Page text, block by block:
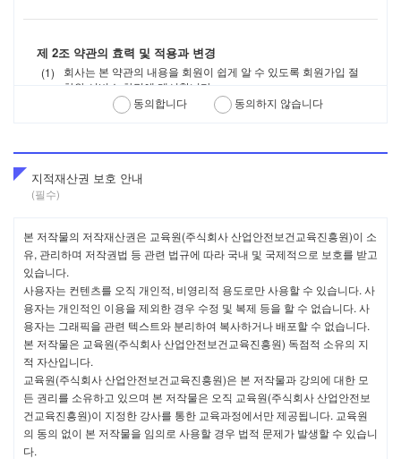
제 2조 약관의 효력 및 적용과 변경
회사는 본 약관의 내용을 회원이 쉽게 알 수 있도록 회원가입 절
차와 서비스 화면에 게시합니다.
이 약관의 내용은 "주식회사 산업안전보건교육진흥원" (이하 '사
이트'라 합니다)에 공시함으로써 효력이 발생합니다. 이 약관에
회사는 약관의 규제에 관한 법률, 전자거래 기본법, 정보통신망
회사가 약관을 개정할 경우에는 지체 없이 적용일자 및 주요개정
사유를 명시하여 개정된 약관을 적용하고자 하는 날 (이하 '효력
발생일'이라 합니다)로부터 7일 이전에 다음과 같은 방법 중 1가
지 이상의 방법으로 회원에게 고지합니다.
사이트 내 게시
회원이 가장 최근에 회사에 제공한 e-mail로 통보
회원가입 시 입력한 이동전화로 SMS(Short Message
Service) 통보
회원은 변경된 약관의 내용에 동의하지 않을 경우 서비스 이용을
중단하고 회원탈퇴를 할 수 있습니다. 단, 변경된 약관의 효력발
생일 이후에도 계속하여 서비스를 이용할 경우에는 변경된 약관
의 내용에 동의한 것으로 간주합니다.
본 조의 통지방법 및 통지의 효력은 본 약관의 각 조항에서 규정
동의합니다 동의하지 않습니다
지적재산권 보호 안내
(필수)
본 저작물의 저작재산권은 교육원(주식회사 산업안전보건교육진흥원)이 소
유, 관리하며 저작권법 등 관련 법규에 따라 국내 및 국제적으로 보호를 받고
있습니다.
사용자는 컨텐츠를 오직 개인적, 비영리적 용도로만 사용할 수 있습니다. 사
용자는 개인적인 이용을 제외한 경우 수정 및 복제 등을 할 수 없습니다. 사
용자는 그래픽을 관련 텍스트와 분리하여 복사하거나 배포할 수 없습니다.
본 저작물은 교육원(주식회사 산업안전보건교육진흥원) 독점적 소유의 지
적 자산입니다.
교육원(주식회사 산업안전보건교육진흥원)은 본 저작물과 강의에 대한 모
든 권리를 소유하고 있으며 본 저작물은 오직 교육원(주식회사 산업안전보
건교육진흥원)이 지정한 강사를 통한 교육과정에서만 제공됩니다. 교육원
의 동의 없이 본 저작물을 임의로 사용할 경우 법적 문제가 발생할 수 있습니
다.